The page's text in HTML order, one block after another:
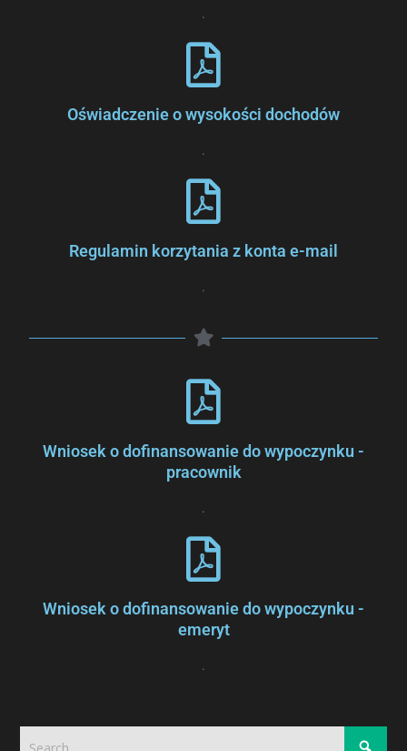
.
Oświadczenie o wysokości dochodów
.
Regulamin korzytania z konta e-mail
.
Wniosek o dofinansowanie do wypoczynku -
pracownik
.
Wniosek o dofinansowanie do wypoczynku -
emeryt
.